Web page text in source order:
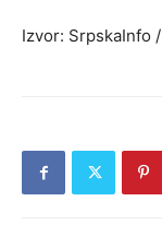
Izvor: SrpskaInfo /